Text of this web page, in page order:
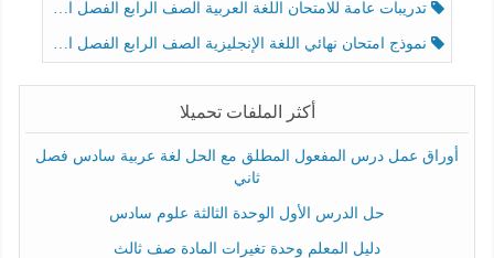
تدريبات عامة للامتحان اللغة العربية الصف الرابع الفصل الثالث
نموذج امتحان نهائي اللغة الإنجليزية الصف الرابع الفصل الثالث
أكثر الملفات تحميلا
أوراق عمل درس المفعول المطلق مع الحل لغة عربية سادس فصل
ثاني
حل الدرس الأول الوحدة الثالثة علوم سادس
دليل المعلم وحدة تغيرات المادة صف ثالث